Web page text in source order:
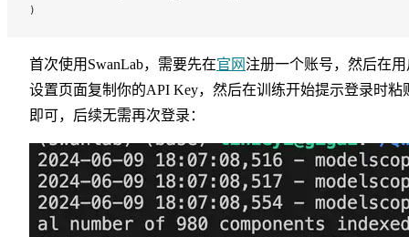
)
首次使用SwanLab，需要先在官网注册一个账号，然后在用
设置页面复制你的API Key，然后在训练开始提示登录时粘
即可，后续无需再次登录：